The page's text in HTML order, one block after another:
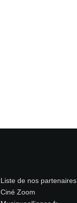
Liste de nos partenaires
Ciné Zoom